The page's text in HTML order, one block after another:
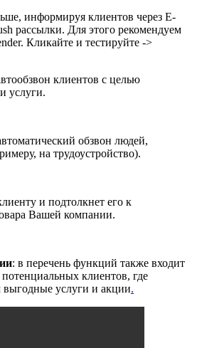
информируя клиентов через E-
рассылки. Для этого рекомендуем
Кликайте и тестируйте ->
клиентов с целью
услуги.
обзвон людей,
на трудоустройство).
и подтолкнет его к
Вашей компании.
: в перечень функций также входит
клиентов, где
выгодные услуги и акции.